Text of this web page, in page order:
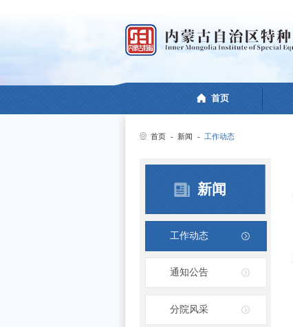
首页
首页 - 新闻 - 工作动态
新闻
工作动态
通知公告
分院风采